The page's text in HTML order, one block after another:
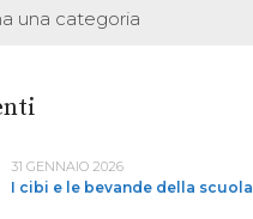
una categoria
31 GENNAIO 2026
I cibi e le bevande della scuola